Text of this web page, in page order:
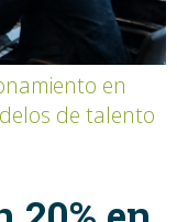
en
de talento